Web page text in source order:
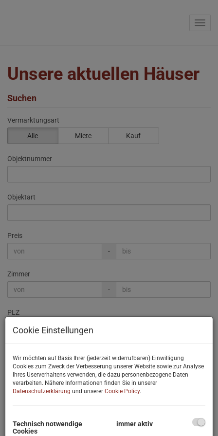
Unsere aktuellen Häuser
Suchen
Vermarktungsart
Alle
Miete Kauf
Objektnummer
Objektart
Preis
-
Zimmer
-
PLZ
Weitere Suchoptionen
Filter zurücksetzen Suchen
Cookie Einstellungen
Wir möchten auf Basis Ihrer (jederzeit widerrufbaren) Einwilligung
Cookies zum Zweck der Verbesserung unserer Website sowie zur Analyse
Ihres Userverhaltens verwenden, die dazu personenbezogene Daten
verarbeiten. Nähere Informationen finden Sie in unserer
Datenschutzerklärung und unserer Cookie Policy.
Technisch notwendige
Cookies
immer aktiv